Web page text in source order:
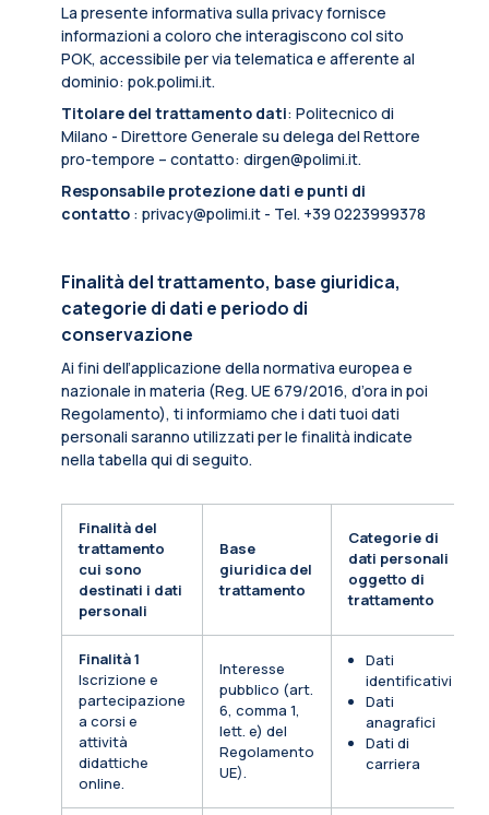
La presente informativa sulla privacy fornisce
informazioni a coloro che interagiscono col sito
POK, accessibile per via telematica e afferente al
dominio: pok.polimi.it.
Titolare del trattamento dati: Politecnico di
Milano - Direttore Generale su delega del Rettore
pro-tempore – contatto: dirgen@polimi.it.
Responsabile protezione dati e punti di
contatto : privacy@polimi.it - Tel. +39 0223999378
Finalità del trattamento, base giuridica,
categorie di dati e periodo di
conservazione
Ai fini dell’applicazione della normativa europea e
nazionale in materia (Reg. UE 679/2016, d’ora in poi
Regolamento), ti informiamo che i dati tuoi dati
personali saranno utilizzati per le finalità indicate
nella tabella qui di seguito.
Finalità del
trattamento
cui sono
destinati i dati
personali
Base
giuridica del
trattamento
Categorie di
dati personali
oggetto di
trattamento
Finalità 1
Iscrizione e
partecipazione
a corsi e
attività
didattiche
online.
Interesse
pubblico (art.
6, comma 1,
lett. e) del
Regolamento
UE).
Dati
identificativi
Dati
anagrafici
Dati di
carriera